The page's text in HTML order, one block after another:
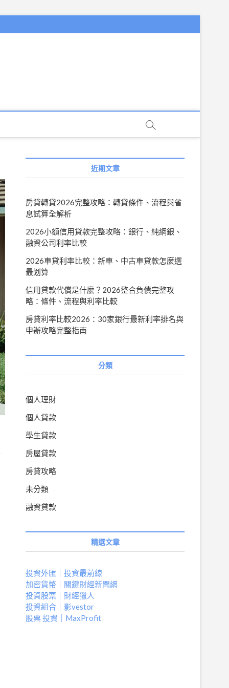
近期文章
房貸轉貸2026完整攻略：轉貸條件、流程與省
息試算全解析
2026小額信用貸款完整攻略：銀行、純網銀、
融資公司利率比較
2026車貸利率比較：新車、中古車貸款怎麼選
最划算
信用貸款代償是什麼？2026整合負債完整攻
略：條件、流程與利率比較
房貸利率比較2026：30家銀行最新利率排名與
申辦攻略完整指南
分類
個人理財
個人貸款
學生貸款
房屋貸款
房貸攻略
未分類
融資貸款
精選文章
投資外匯｜投資最前線
加密貨幣｜關鍵財經新聞網
投資股票｜財經獵人
投資組合｜影vestor
股票 投資｜MaxProfit